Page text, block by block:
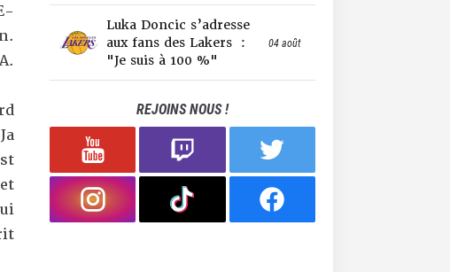
Luka Doncic s’adresse
aux fans des Lakers :
"Je suis à 100 %"
04 août
REJOINS NOUS !